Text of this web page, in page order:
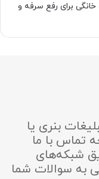
۷ روش طبیعی و خانگی برای رفع سرفه و
بنری یا
تماس با ما
شبکه‌های
به سوالات شما